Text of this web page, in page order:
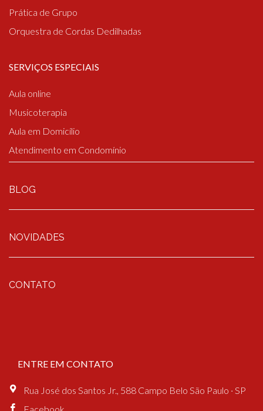
Prática de Grupo
Orquestra de Cordas Dedilhadas
SERVIÇOS ESPECIAIS
Aula online
Musicoterapia
Aula em Domicílio
Atendimento em Condomínio
BLOG
NOVIDADES
CONTATO
ENTRE EM CONTATO
Rua José dos Santos Jr., 588 Campo Belo São Paulo · SP